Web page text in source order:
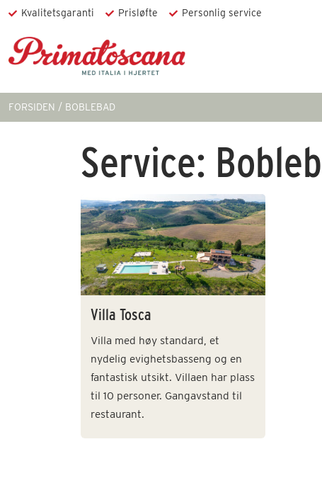
Kvalitetsgaranti Prisløfte Personlig service
FORSIDEN BOBLEBAD
Service:
Villa Tosca
Villa med høy standard, et
nydelig evighetsbasseng og en
fantastisk utsikt. Villaen har plass
til 10 personer. Gangavstand til
restaurant.